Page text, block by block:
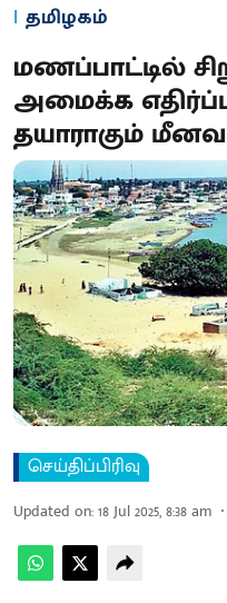
தமிழகம்
மணப்பாட்டில்
அமைக்க
தயாராகும்
செய்திப்பிரிவு
Updated on:18 Jul 2025, 8:38 am